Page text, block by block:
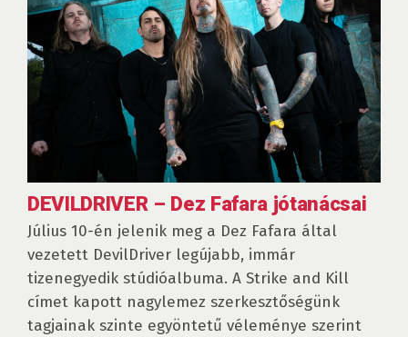
DEVILDRIVER – Dez Fafara jótanácsai
Július 10-én jelenik meg a Dez Fafara által
vezetett DevilDriver legújabb, immár
tizenegyedik stúdióalbuma. A Strike and Kill
címet kapott nagylemez szerkesztőségünk
tagjainak szinte egyöntetű véleménye szerint